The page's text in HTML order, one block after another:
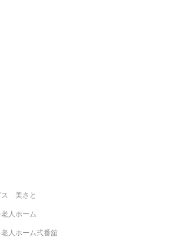
ス 美さと
人ホーム
人ホーム弍番舘